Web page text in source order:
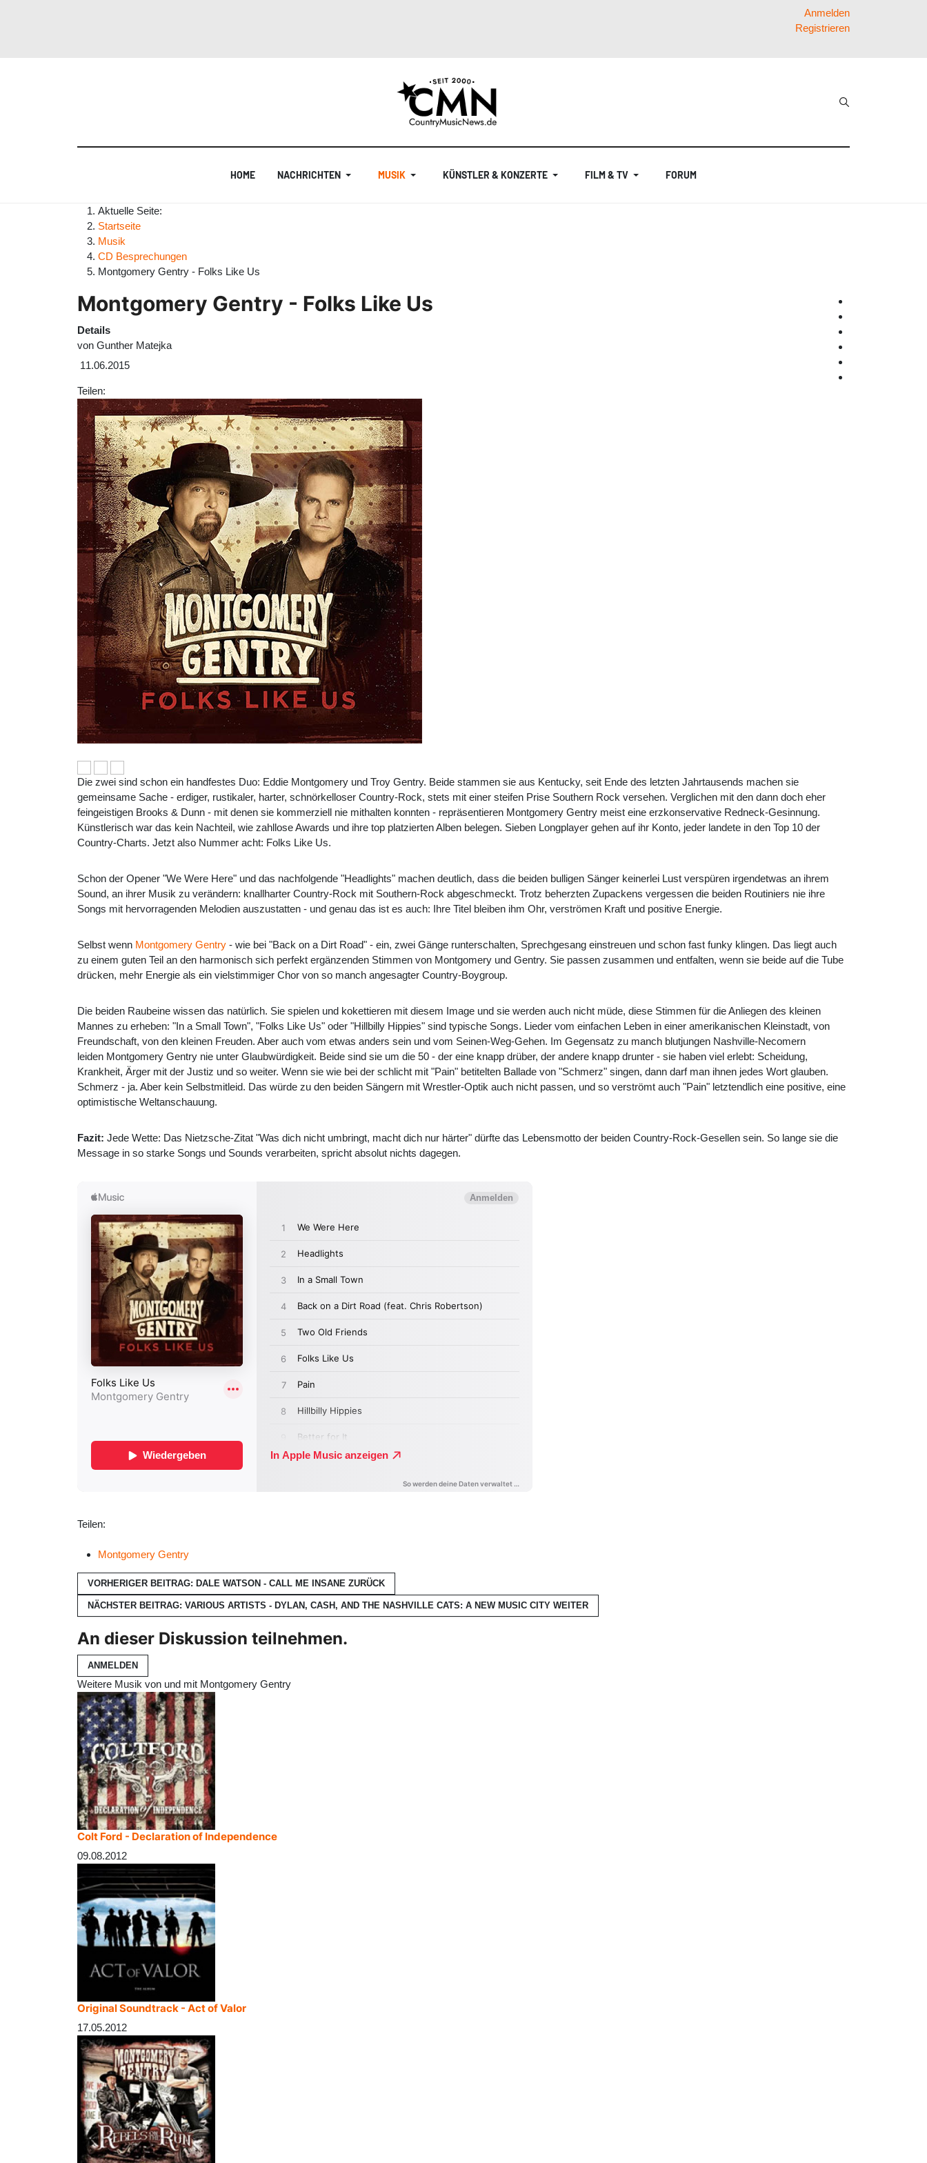
Anmelden
Registrieren
HOME NACHRICHTEN MUSIK KÜNSTLER & KONZERTE FILM & TV FORUM
Aktuelle Seite:
Startseite
Musik
CD Besprechungen
Montgomery Gentry - Folks Like Us
Montgomery Gentry - Folks Like Us
Details
von Gunther Matejka
11.06.2015
Teilen:
Die zwei sind schon ein handfestes Duo: Eddie Montgomery und Troy Gentry. Beide stammen sie aus Kentucky, seit Ende des letzten Jahrtausends machen sie
gemeinsame Sache - erdiger, rustikaler, harter, schnörkelloser Country-Rock, stets mit einer steifen Prise Southern Rock versehen. Verglichen mit den dann doch eher
feingeistigen Brooks & Dunn - mit denen sie kommerziell nie mithalten konnten - repräsentieren Montgomery Gentry meist eine erzkonservative Redneck-Gesinnung.
Künstlerisch war das kein Nachteil, wie zahllose Awards und ihre top platzierten Alben belegen. Sieben Longplayer gehen auf ihr Konto, jeder landete in den Top 10 der
Country-Charts. Jetzt also Nummer acht: Folks Like Us.
Schon der Opener "We Were Here" und das nachfolgende "Headlights" machen deutlich, dass die beiden bulligen Sänger keinerlei Lust verspüren irgendetwas an ihrem
Sound, an ihrer Musik zu verändern: knallharter Country-Rock mit Southern-Rock abgeschmeckt. Trotz beherzten Zupackens vergessen die beiden Routiniers nie ihre
Songs mit hervorragenden Melodien auszustatten - und genau das ist es auch: Ihre Titel bleiben ihm Ohr, verströmen Kraft und positive Energie.
Selbst wenn Montgomery Gentry - wie bei "Back on a Dirt Road" - ein, zwei Gänge runterschalten, Sprechgesang einstreuen und schon fast funky klingen. Das liegt auch
zu einem guten Teil an den harmonisch sich perfekt ergänzenden Stimmen von Montgomery und Gentry. Sie passen zusammen und entfalten, wenn sie beide auf die Tube
drücken, mehr Energie als ein vielstimmiger Chor von so manch angesagter Country-Boygroup.
Die beiden Raubeine wissen das natürlich. Sie spielen und kokettieren mit diesem Image und sie werden auch nicht müde, diese Stimmen für die Anliegen des kleinen
Mannes zu erheben: "In a Small Town", "Folks Like Us" oder "Hillbilly Hippies" sind typische Songs. Lieder vom einfachen Leben in einer amerikanischen Kleinstadt, von
Freundschaft, von den kleinen Freuden. Aber auch vom etwas anders sein und vom Seinen-Weg-Gehen. Im Gegensatz zu manch blutjungen Nashville-Necomern
leiden Montgomery Gentry nie unter Glaubwürdigkeit. Beide sind sie um die 50 - der eine knapp drüber, der andere knapp drunter - sie haben viel erlebt: Scheidung,
Krankheit, Ärger mit der Justiz und so weiter. Wenn sie wie bei der schlicht mit "Pain" betitelten Ballade von "Schmerz" singen, dann darf man ihnen jedes Wort glauben.
Schmerz - ja. Aber kein Selbstmitleid. Das würde zu den beiden Sängern mit Wrestler-Optik auch nicht passen, und so verströmt auch "Pain" letztendlich eine positive, eine
optimistische Weltanschauung.
Fazit: Jede Wette: Das Nietzsche-Zitat "Was dich nicht umbringt, macht dich nur härter" dürfte das Lebensmotto der beiden Country-Rock-Gesellen sein. So lange sie die
Message in so starke Songs und Sounds verarbeiten, spricht absolut nichts dagegen.
Teilen:
Montgomery Gentry
VORHERIGER BEITRAG: DALE WATSON - CALL ME INSANE ZURÜCK
NÄCHSTER BEITRAG: VARIOUS ARTISTS - DYLAN, CASH, AND THE NASHVILLE CATS: A NEW MUSIC CITY WEITER
An dieser Diskussion teilnehmen.
ANMELDEN
Weitere Musik von und mit Montgomery Gentry
Colt Ford - Declaration of Independence
09.08.2012
Original Soundtrack - Act of Valor
17.05.2012